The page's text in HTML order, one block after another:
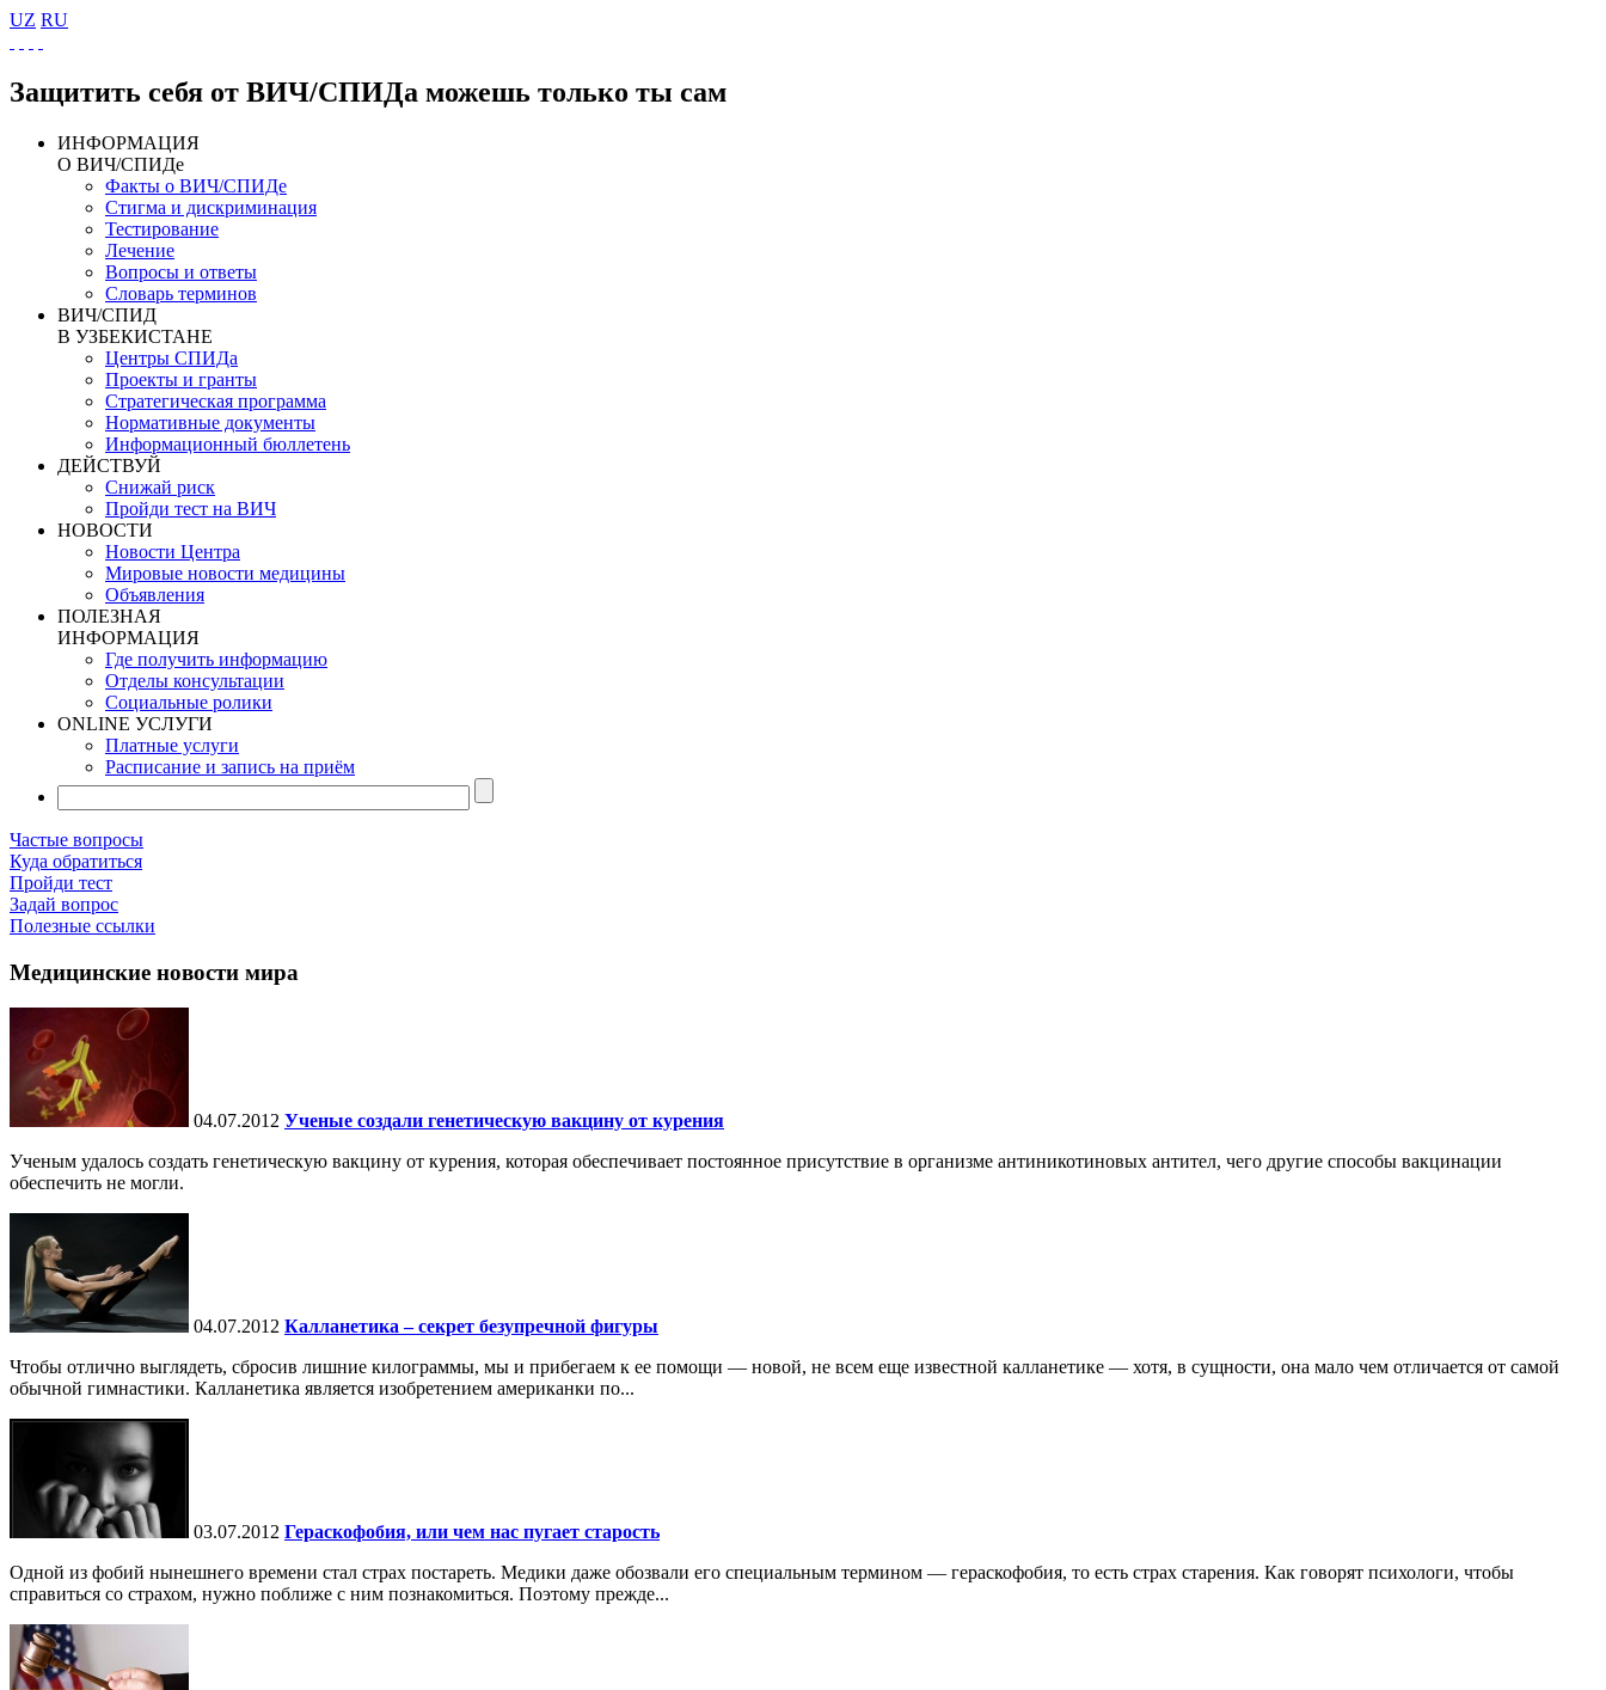
UZ RU
Защитить себя от ВИЧ/СПИДа можешь только ты сам
ИНФОРМАЦИЯ
О ВИЧ/СПИДе
Факты о ВИЧ/СПИДе
Стигма и дискриминация
Тестирование
Лечение
Вопросы и ответы
Словарь терминов
ВИЧ/СПИД
В УЗБЕКИСТАНЕ
Центры СПИДа
Проекты и гранты
Стратегическая программа
Нормативные документы
Информационный бюллетень
ДЕЙСТВУЙ
Снижай риск
Пройди тест на ВИЧ
НОВОСТИ
Новости Центра
Мировые новости медицины
Объявления
ПОЛЕЗНАЯ
ИНФОРМАЦИЯ
Где получить информацию
Отделы консультации
Социальные ролики
ONLINE УСЛУГИ
Платные услуги
Расписание и запись на приём
Частые вопросы
Куда обратиться
Пройди тест
Задай вопрос
Полезные ссылки
Медицинские новости мира
04.07.2012 Ученые создали генетическую вакцину от курения
Ученым удалось создать генетическую вакцину от курения, которая обеспечивает постоянное присутствие в организме антиникотиновых антител, чего другие способы вакцинации
обеспечить не могли.
04.07.2012 Калланетика – секрет безупречной фигуры
Чтобы отлично выглядеть, сбросив лишние килограммы, мы и прибегаем к ее помощи — новой, не всем еще известной калланетике — хотя, в сущности, она мало чем отличается от самой
обычной гимнастики. Калланетика является изобретением американки по...
03.07.2012 Гераскофобия, или чем нас пугает старость
Одной из фобий нынешнего времени стал страх постареть. Медики даже обозвали его специальным термином — гераскофобия, то есть страх старения. Как говорят психологи, чтобы
справиться со страхом, нужно поближе с ним познакомиться. Поэтому прежде...